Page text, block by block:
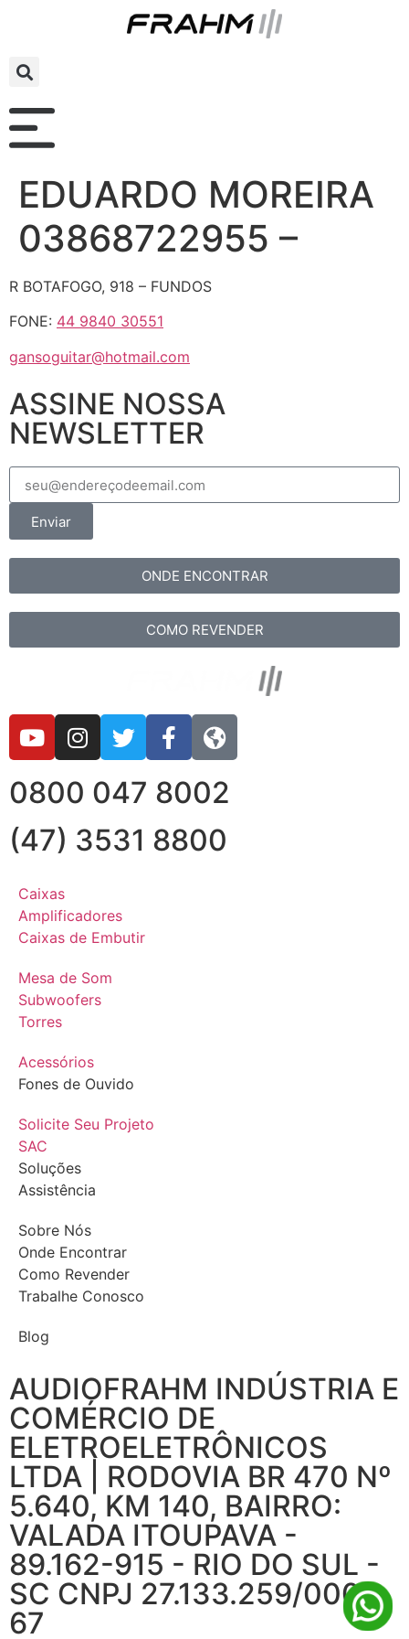
EDUARDO MOREIRA
03868722955 –
R BOTAFOGO, 918 – FUNDOS
FONE: 44 9840 30551
gansoguitar@hotmail.com
ASSINE NOSSA
NEWSLETTER
Enviar
ONDE ENCONTRAR
COMO REVENDER
0800 047 8002
(47) 3531 8800
Caixas
Amplificadores
Caixas de Embutir
Mesa de Som
Subwoofers
Torres
Acessórios
Fones de Ouvido
Solicite Seu Projeto
SAC
Soluções
Assistência
Sobre Nós
Onde Encontrar
Como Revender
Trabalhe Conosco
Blog
AUDIOFRAHM INDÚSTRIA E
COMÉRCIO DE
ELETROELETRÔNICOS
LTDA | RODOVIA BR 470 Nº
5.640, KM 140, BAIRRO:
VALADA ITOUPAVA -
89.162-915 - RIO DO SUL -
SC CNPJ 27.133.259/0001-
67